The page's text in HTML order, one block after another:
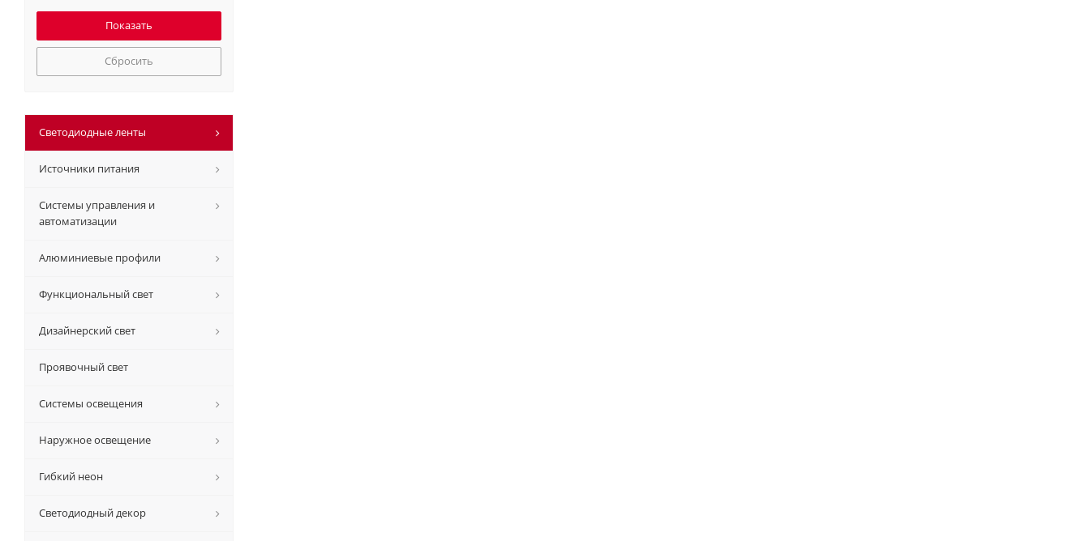
Сбросить
Светодиодные ленты
Источники питания
Системы управления и
автоматизации
Алюминиевые профили
Функциональный свет
Дизайнерский свет
Проявочный свет
Системы освещения
Наружное освещение
Гибкий неон
Светодиодный декор